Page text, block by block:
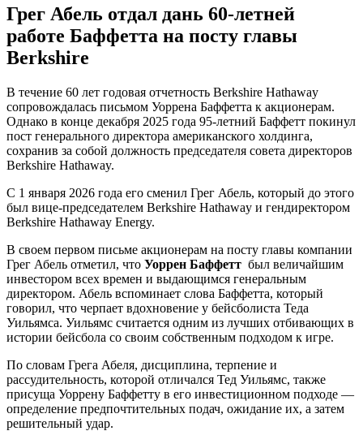
Грег Абель отдал дань 60-летней
работе Баффетта на посту главы
Berkshire
В течение 60 лет годовая отчетность Berkshire Hathaway
сопровождалась письмом Уоррена Баффетта к акционерам.
Однако в конце декабря 2025 года 95-летний Баффетт покинул
пост генерального директора американского холдинга,
сохранив за собой должность председателя совета директоров
Berkshire Hathaway.
С 1 января 2026 года его сменил Грег Абель, который до этого
был вице-председателем Berkshire Hathaway и гендиректором
Berkshire Hathaway Energy.
В своем первом письме акционерам на посту главы компании
Грег Абель отметил, что Уоррен Баффетт был величайшим
инвестором всех времен и выдающимся генеральным
директором. Абель вспоминает слова Баффетта, который
говорил, что черпает вдохновение у бейсболиста Теда
Уильямса. Уильямс считается одним из лучших отбивающих в
истории бейсбола со своим собственным подходом к игре.
По словам Грега Абеля, дисциплина, терпение и
рассудительность, которой отличался Тед Уильямс, также
присуща Уоррену Баффетту в его инвестиционном подходе —
определение предпочтительных подач, ожидание их, а затем
решительный удар.